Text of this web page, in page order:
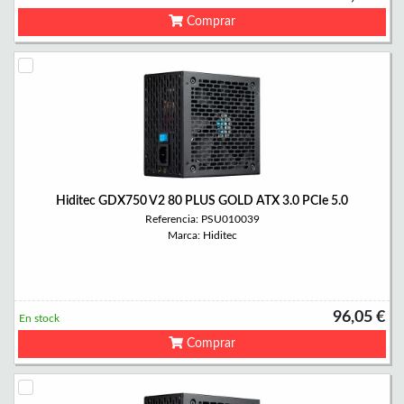
Comprar
Hiditec GDX750 V2 80 PLUS GOLD ATX 3.0 PCIe 5.0
Referencia: PSU010039
Marca: Hiditec
96,05 €
En stock
Comprar